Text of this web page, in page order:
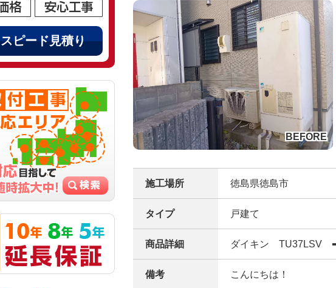
施工場所 徳島県徳島市
タイプ 戸建て
商品詳細 ダイキン TU37LSV
備考 こんにちは！
スピード見積り